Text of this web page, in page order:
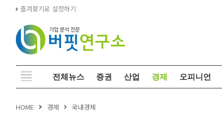
즐겨찾기로 설정하기
전체뉴스 증권 산업 경제 오피니언
HOME 경제 국내경제